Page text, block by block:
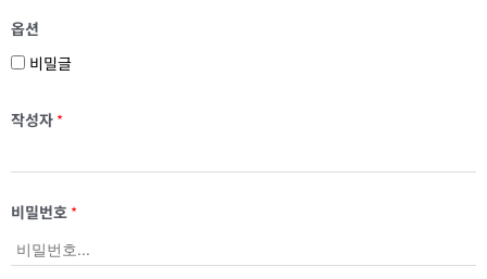
옵션
비밀글
작성자 *
비밀번호 *